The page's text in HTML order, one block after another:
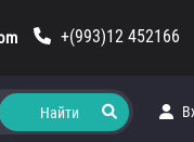
+(993)12 452166